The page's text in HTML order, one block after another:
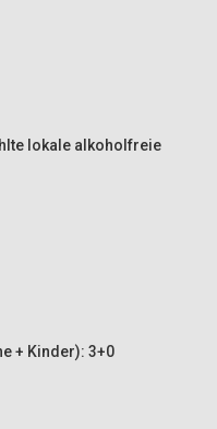
lokale alkoholfreie
+ Kinder): 3+0